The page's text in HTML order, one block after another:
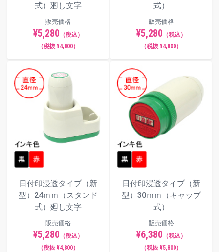
式）廻し文字
販売価格
¥5,280 （税込）
（税抜 ¥4,800）
式）
販売価格
¥5,280 （税込）
（税抜 ¥4,800）
日付印浸透タイプ（新
型）24ｍｍ（スタンド
式）廻し文字
販売価格
¥5,280 （税込）
（税抜 ¥4,800）
日付印浸透タイプ（新
型）30ｍｍ（キャップ
式）
販売価格
¥6,380 （税込）
（税抜 ¥5,800）